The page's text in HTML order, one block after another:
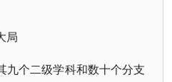
局
九个二级学科和数十个分支